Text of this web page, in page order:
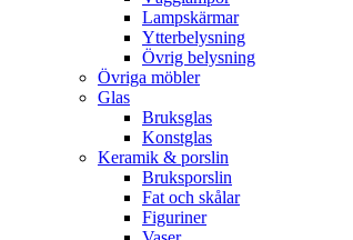
Lampskärmar
Ytterbelysning
Övrig belysning
Övriga möbler
Glas
Bruksglas
Konstglas
Keramik & porslin
Bruksporslin
Fat och skålar
Figuriner